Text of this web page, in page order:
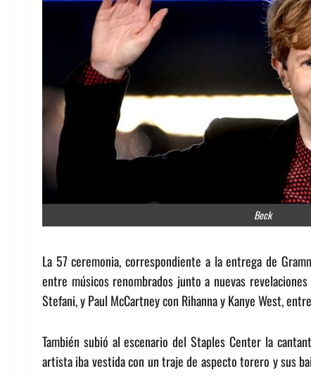
Beck
La 57 ceremonia, correspondiente a la entrega de
entre músicos renombrados junto a nuevas
Stefani, y Paul McCartney con Rihanna y Kanye West,
También subió al escenario del Staples Center la
artista iba vestida con un traje de aspecto torero y sus